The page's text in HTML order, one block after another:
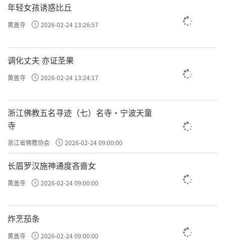
年轻女孩诱惑比丘
黄盖寺 2026-02-24 13:26:57
调化丈夫 亦证圣果
黄盖寺 2026-02-24 13:24:17
浙江佛教五名寻迹（七）名寺·宁波天童
寺
浙江省佛教协会 2026-02-24 09:00:00
长眉罗汉施神通度吝啬女
黄盖寺 2026-02-24 09:00:00
炸烹茄条
黄盖寺 2026-02-24 09:00:00